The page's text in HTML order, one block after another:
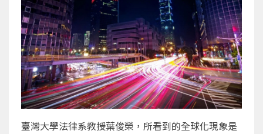
臺灣大學法律系教授葉俊榮，所看到的全球化現象是